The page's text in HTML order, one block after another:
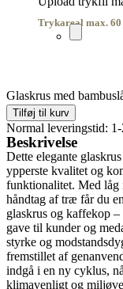
Trykareal max. 60
Glaskrus med
Tilføj til kurv
Normal leveringstid:
Beskrivelse
Dette elegante
ypperste kvalitet og
funktionalitet. Med låg
håndtag af træ får du
glaskrus og kaffekop
gave til kunder og
styrke og
fremstillet af
indgå i en ny cyklus,
klimavenligt og